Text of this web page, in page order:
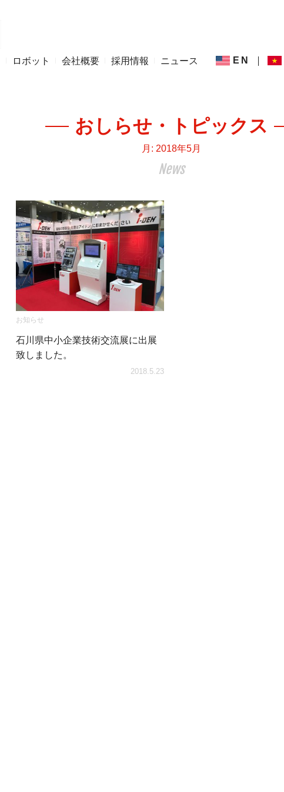
ロボット 会社概要 採用情報 ニュース EN
おしらせ・トピックス
月: 2018年5月
News
お知らせ
石川県中小企業技術交流展に出展
致しました。
2018.5.23